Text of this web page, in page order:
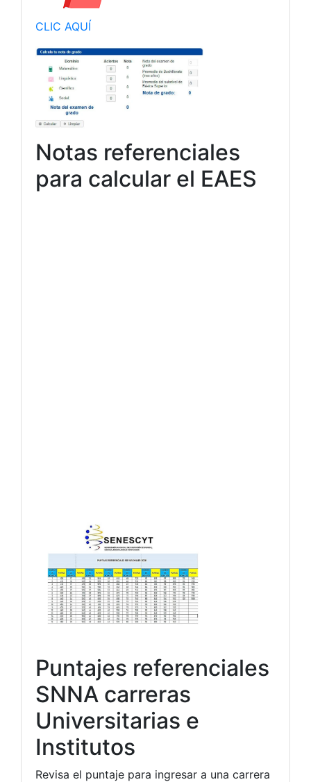
CLIC AQUÍ
Notas referenciales
para calcular el EAES
Puntajes referenciales
SNNA carreras
Universitarias e
Institutos
Revisa el puntaje para ingresar a una carrera